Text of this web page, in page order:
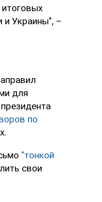
и Украины", –
для
по
"тонкой
свои